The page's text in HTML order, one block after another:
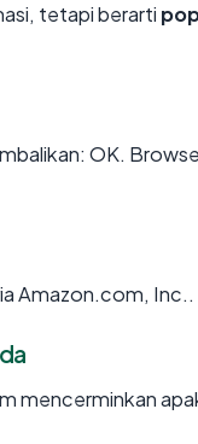
tetapi berarti
OK.
Amazon.com, Inc..